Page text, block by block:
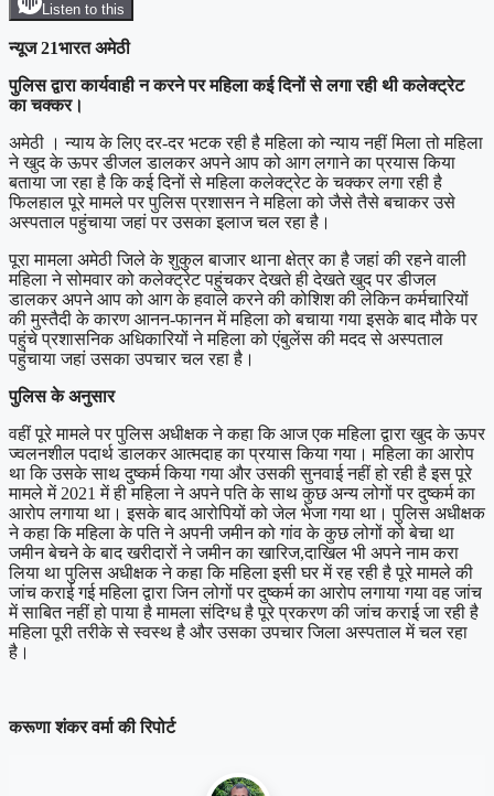
Listen to this
न्यूज 21भारत अमेठी
पुलिस द्वारा कार्यवाही न करने पर महिला कई दिनों से लगा रही थी कलेक्ट्रेट
का चक्कर।
अमेठी । न्याय के लिए दर-दर भटक रही है महिला को न्याय नहीं मिला तो महिला
ने खुद के ऊपर डीजल डालकर अपने आप को आग लगाने का प्रयास किया
बताया जा रहा है कि कई दिनों से महिला कलेक्ट्रेट के चक्कर लगा रही है
फिलहाल पूरे मामले पर पुलिस प्रशासन ने महिला को जैसे तैसे बचाकर उसे
अस्पताल पहुंचाया जहां पर उसका इलाज चल रहा है।
पूरा मामला अमेठी जिले के शुकुल बाजार थाना क्षेत्र का है जहां की रहने वाली
महिला ने सोमवार को कलेक्ट्रेट पहुंचकर देखते ही देखते खुद पर डीजल
डालकर अपने आप को आग के हवाले करने की कोशिश की लेकिन कर्मचारियों
की मुस्तैदी के कारण आनन-फानन में महिला को बचाया गया इसके बाद मौके पर
पहुंचे प्रशासनिक अधिकारियों ने महिला को एंबुलेंस की मदद से अस्पताल
पहुंचाया जहां उसका उपचार चल रहा है।
पुलिस के अनुसार
वहीं पूरे मामले पर पुलिस अधीक्षक ने कहा कि आज एक महिला द्वारा खुद के ऊपर
ज्वलनशील पदार्थ डालकर आत्मदाह का प्रयास किया गया। महिला का आरोप
था कि उसके साथ दुष्कर्म किया गया और उसकी सुनवाई नहीं हो रही है इस पूरे
मामले में 2021 में ही महिला ने अपने पति के साथ कुछ अन्य लोगों पर दुष्कर्म का
आरोप लगाया था। इसके बाद आरोपियों को जेल भेजा गया था। पुलिस अधीक्षक
ने कहा कि महिला के पति ने अपनी जमीन को गांव के कुछ लोगों को बेचा था
जमीन बेचने के बाद खरीदारों ने जमीन का खारिज,दाखिल भी अपने नाम करा
लिया था पुलिस अधीक्षक ने कहा कि महिला इसी घर में रह रही है पूरे मामले की
जांच कराई गई महिला द्वारा जिन लोगों पर दुष्कर्म का आरोप लगाया गया वह जांच
में साबित नहीं हो पाया है मामला संदिग्ध है पूरे प्रकरण की जांच कराई जा रही है
महिला पूरी तरीके से स्वस्थ है और उसका उपचार जिला अस्पताल में चल रहा
है।
करूणा शंकर वर्मा की रिपोर्ट